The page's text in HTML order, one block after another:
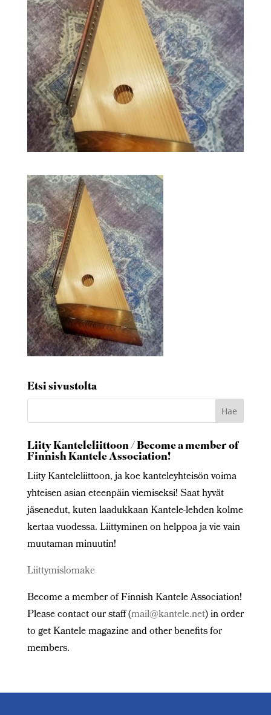
Etsi sivustolta
Liity Kanteleliittoon / Become a member of
Finnish Kantele Association!
Liity Kanteleliittoon, ja koe kanteleyhteisön voima
yhteisen asian eteenpäin viemiseksi! Saat hyvät
jäsenedut, kuten laadukkaan Kantele-lehden kolme
kertaa vuodessa. Liittyminen on helppoa ja vie vain
muutaman minuutin!
Liittymislomake
Become a member of Finnish Kantele Association!
Please contact our staff (mail@kantele.net) in order
to get Kantele magazine and other benefits for
members.